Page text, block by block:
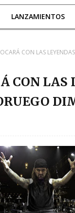
LANZAMIENTOS
CON LAS
CON LAS